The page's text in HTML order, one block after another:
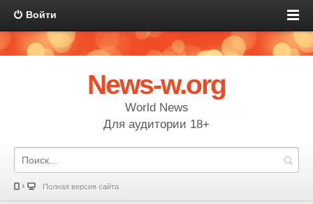
Войти
News-w.org
World News
Для аудитории 18+
Полная версия сайта